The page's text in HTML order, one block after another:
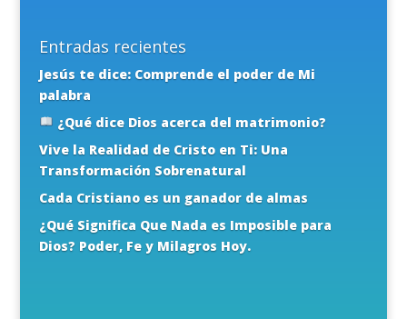
Entradas recientes
Jesús te dice: Comprende el poder de Mi
palabra
¿Qué dice Dios acerca del matrimonio?
Vive la Realidad de Cristo en Ti: Una
Transformación Sobrenatural
Cada Cristiano es un ganador de almas
¿Qué Significa Que Nada es Imposible para
Dios? Poder, Fe y Milagros Hoy.